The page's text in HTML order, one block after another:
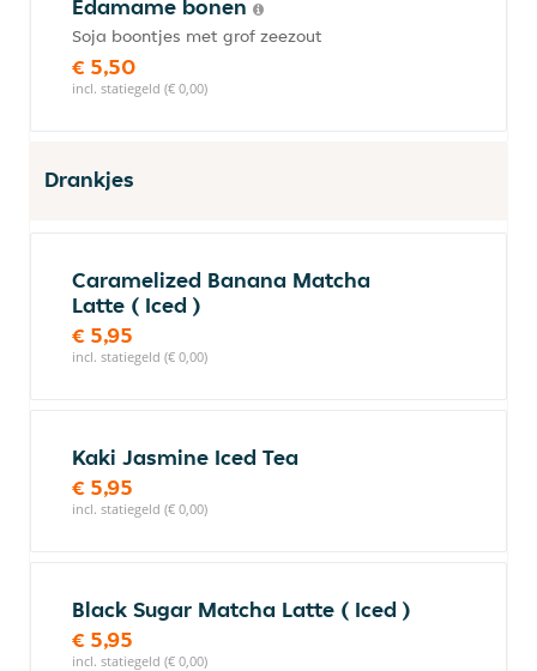
Edamame bonen
Soja boontjes met grof zeezout
€ 5,50
incl. statiegeld (€ 0,00)
Drankjes
Caramelized Banana Matcha
Latte ( Iced )
€ 5,95
incl. statiegeld (€ 0,00)
Kaki Jasmine Iced Tea
€ 5,95
incl. statiegeld (€ 0,00)
Black Sugar Matcha Latte ( Iced )
€ 5,95
incl. statiegeld (€ 0,00)